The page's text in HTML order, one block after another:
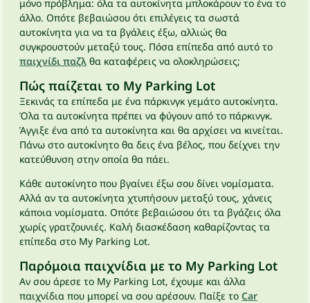
μόνο πρόβλημα: όλα τα αυτοκίνητα μπλοκάρουν το ένα το
άλλο. Οπότε βεβαιώσου ότι επιλέγεις τα σωστά
αυτοκίνητα για να τα βγάλεις έξω, αλλιώς θα
συγκρουστούν μεταξύ τους. Πόσα επίπεδα από αυτό το
παιχνίδι παζλ θα καταφέρεις να ολοκληρώσεις;
Πώς παίζεται το My Parking Lot
Ξεκινάς τα επίπεδα με ένα πάρκινγκ γεμάτο αυτοκίνητα.
Όλα τα αυτοκίνητα πρέπει να φύγουν από το πάρκινγκ.
Άγγιξε ένα από τα αυτοκίνητα και θα αρχίσει να κινείται.
Πάνω στο αυτοκίνητο θα δεις ένα βέλος, που δείχνει την
κατεύθυνση στην οποία θα πάει.
Κάθε αυτοκίνητο που βγαίνει έξω σου δίνει νομίσματα.
Αλλά αν τα αυτοκίνητα χτυπήσουν μεταξύ τους, χάνεις
κάποια νομίσματα. Οπότε βεβαιώσου ότι τα βγάζεις όλα
χωρίς γρατζουνιές. Καλή διασκέδαση καθαρίζοντας τα
επίπεδα στο My Parking Lot.
Παρόμοια παιχνίδια με το My Parking Lot
Αν σου άρεσε το My Parking Lot, έχουμε και άλλα
παιχνίδια που μπορεί να σου αρέσουν. Παίξε το Car